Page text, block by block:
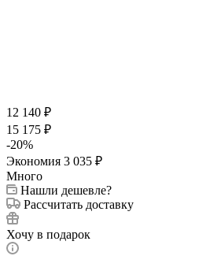
12 140 ₽
15 175 ₽
-20%
Экономия 3 035 ₽
Много
Нашли дешевле?
Рассчитать доставку
Хочу в подарок